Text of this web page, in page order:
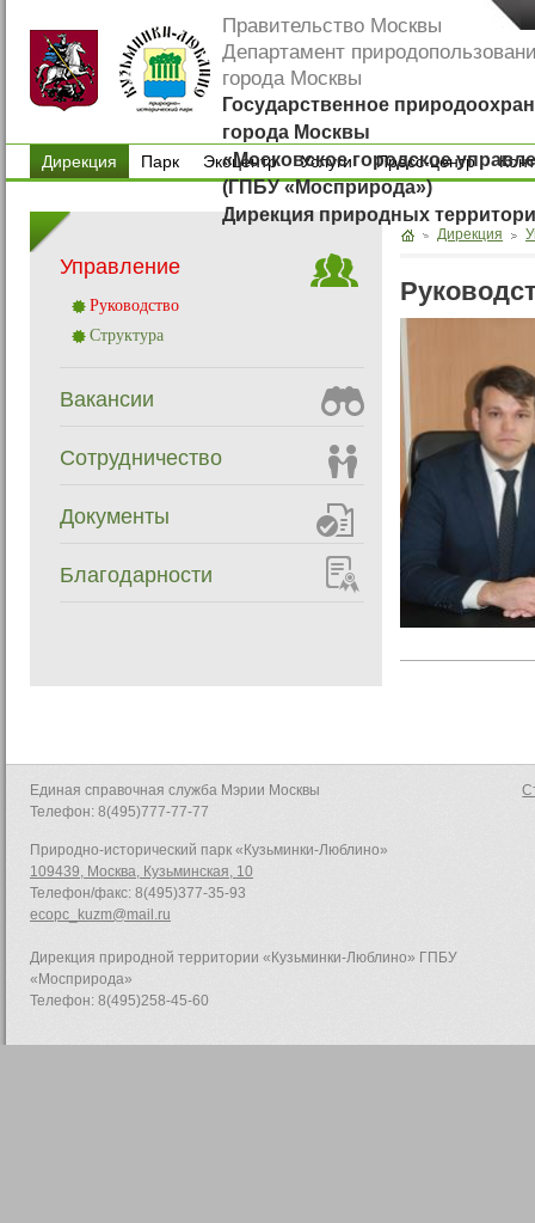
Правительство Москвы
Департамент
города Москвы
Государственное
города Москвы
«Московское городское
(ГПБУ «Мосприрода»)
Дирекция природных
Дирекция
Парк
Экоцентр
Экоцентр
Услуги
Услуги
Пресс-центр
Пресс-центр
Управление
Руководство
Структура
Вакансии
Сотрудничество
Документы
Благодарности
Дирекция
Единая справочная служба Мэрии Москвы
Телефон: 8(495)777-77-77
Природно-исторический парк «Кузьминки-Люблино»
109439, Москва, Кузьминская, 10
Телефон/факс: 8(495)377-35-93
ecopc_kuzm@mail.ru
Дирекция природной территории «Кузьминки-Люблино» ГПБУ
«Мосприрода»
Телефон: 8(495)258-45-60